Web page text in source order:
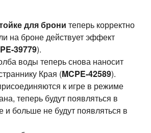
для брони теперь корректно
на броне действует эффект
39779).
воды теперь снова наносит
Края (MCPE-42589).
к игре в режиме
теперь будут появляться в
и больше не будут появляться в